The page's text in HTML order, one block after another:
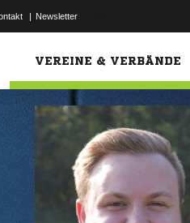
| Newsletter
VEREINE & VERBÄNDE